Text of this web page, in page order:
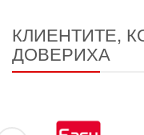
КЛИЕНТИТЕ,
ДОВЕРИХА